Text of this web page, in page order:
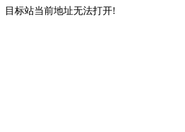
目标站当前地址无法打开!